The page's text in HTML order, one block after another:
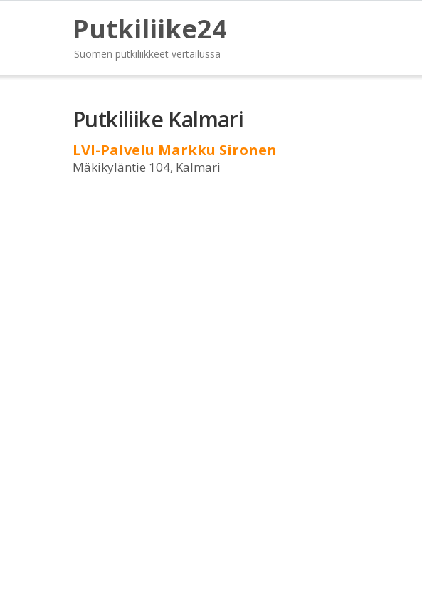
Putkiliike24
Suomen putkiliikkeet vertailussa
Putkiliike Kalmari
LVI-Palvelu Markku Sironen
Mäkikyläntie 104, Kalmari